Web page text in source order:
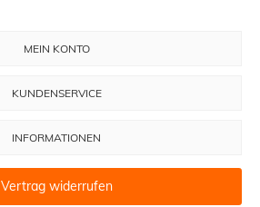
MEIN KONTO
KUNDENSERVICE
INFORMATIONEN
Vertrag widerrufen